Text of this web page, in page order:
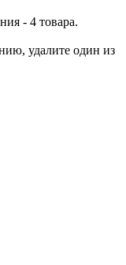
- 4 товара.
удалите один из